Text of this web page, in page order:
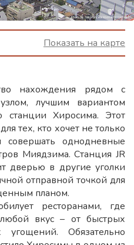
Показать на карте
нахождения рядом с
лучшим вариантом
станции Хиросима. Этот
тех, кто хочет не только
совершать однодневные
Миядзима. Станция JR
дверью в другие уголки
отправной точкой для
планом.
ресторанами, где
вкус – от быстрых
Обязательно